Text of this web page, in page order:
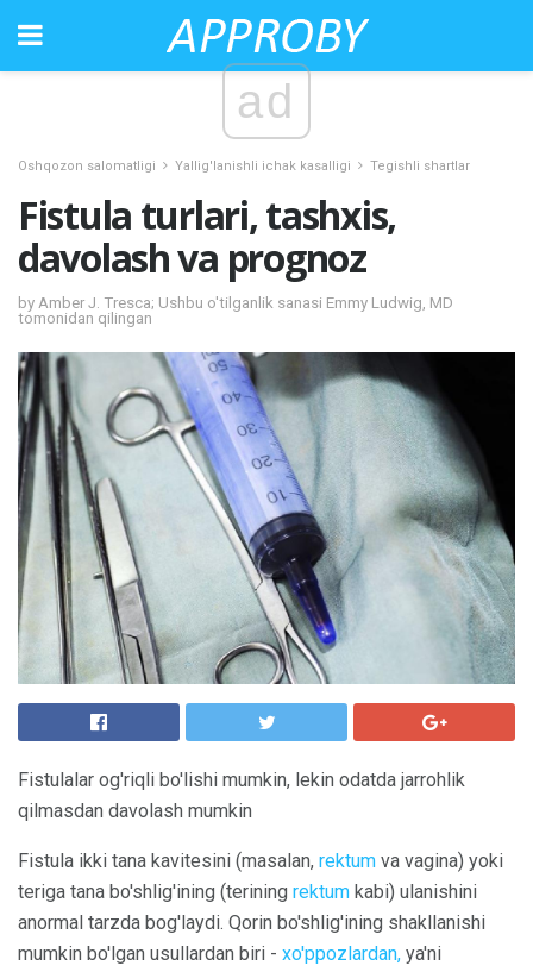
ad
Oshqozon salomatligi Yallig'lanishli ichak kasalligi Tegishli shartlar
Fistula turlari, tashxis,
davolash va prognoz
by Amber J. Tresca; Ushbu o'tilganlik sanasi Emmy Ludwig, MD
tomonidan qilingan
Fistulalar og'riqli bo'lishi mumkin, lekin odatda jarrohlik
qilmasdan davolash mumkin
Fistula ikki tana kavitesini (masalan, rektum va vagina) yoki
teriga tana bo'shlig'ining (terining rektum kabi) ulanishini
anormal tarzda bog'laydi. Qorin bo'shlig'ining shakllanishi
mumkin bo'lgan usullardan biri - xo'ppozlardan, ya'ni